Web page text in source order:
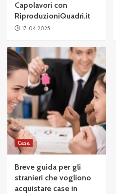
Capolavori con
RiproduzioniQuadri.it
17. 04. 2025
Casa
Breve guida per gli
stranieri che vogliono
acquistare case in